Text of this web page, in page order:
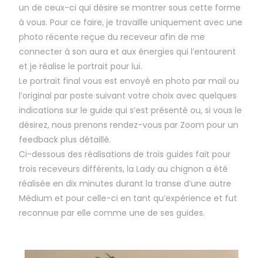
un de ceux-ci qui désire se montrer sous cette forme
à vous. Pour ce faire, je travaille uniquement avec une
photo récente reçue du receveur afin de me
connecter à son aura et aux énergies qui l’entourent
et je réalise le portrait pour lui.
Le portrait final vous est envoyé en photo par mail ou
l’original par poste suivant votre choix avec quelques
indications sur le guide qui s’est présenté ou, si vous le
désirez, nous prenons rendez-vous par Zoom pour un
feedback plus détaillé.
Ci-dessous des réalisations de trois guides fait pour
trois receveurs différents, la Lady au chignon a été
réalisée en dix minutes durant la transe d’une autre
Médium et pour celle-ci en tant qu’expérience et fut
reconnue par elle comme une de ses guides.